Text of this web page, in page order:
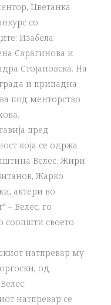
Цветанка
со
Изабела
Сарагинова и
Стојановска. На
и припадна
под менторство
пред
која се одржа
Велес. Жири
Жарко
актери во
– Велес, го
соопшти своето
натпревар му
од
натпревар се